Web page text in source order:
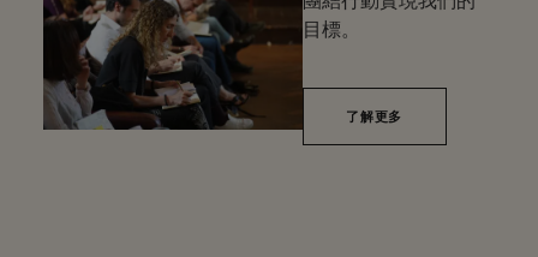
目標。
了解更多